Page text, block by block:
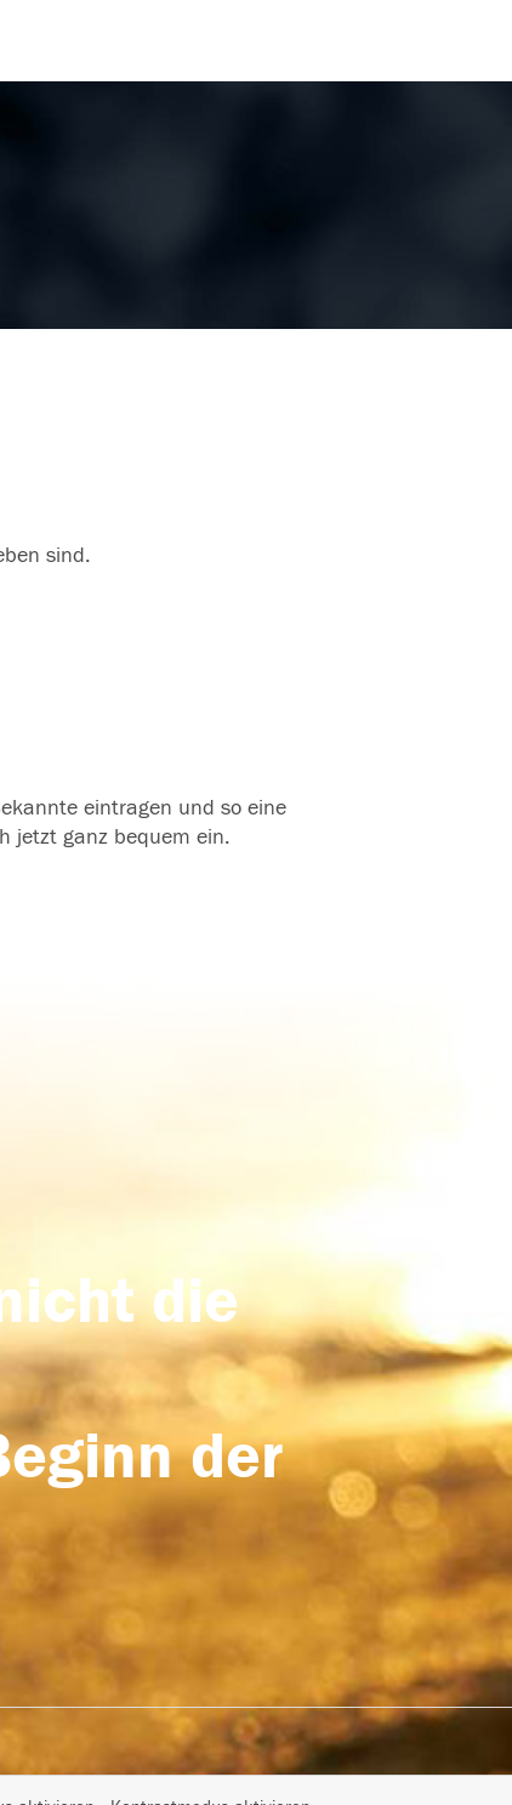
sind.
eintragen und so eine
jetzt ganz bequem ein.
die
der